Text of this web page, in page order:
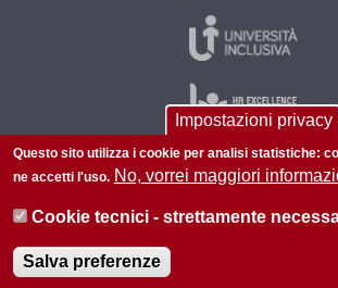
Informazioni su questo sito
Impostazioni privacy
Questo sito utilizza i cookie per analisi statistiche:
ne accetti l'uso. No, vorrei maggiori
Cookie tecnici - strettamente
Salva preferenze